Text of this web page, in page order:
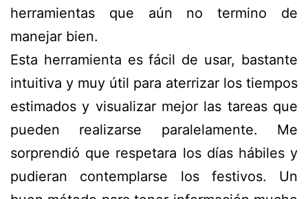
herramientas que aún no termino de
manejar bien.
Esta herramienta es fácil de usar, bastante
intuitiva y muy útil para aterrizar los tiempos
estimados y visualizar mejor las tareas que
pueden realizarse paralelamente. Me
sorprendió que respetara los días hábiles y
pudieran contemplarse los festivos. Un